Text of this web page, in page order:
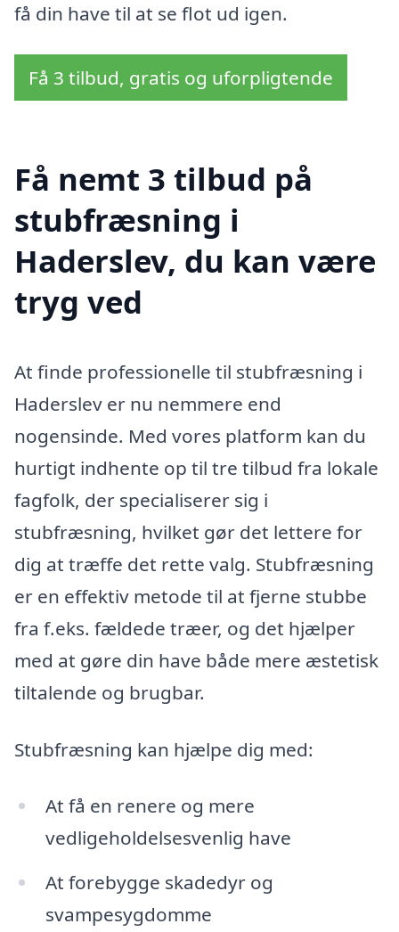
få din have til at se flot ud igen.
Få 3 tilbud, gratis og uforpligtende
Få nemt 3 tilbud på
stubfræsning i
Haderslev, du kan være
tryg ved
At finde professionelle til stubfræsning i
Haderslev er nu nemmere end
nogensinde. Med vores platform kan du
hurtigt indhente op til tre tilbud fra lokale
fagfolk, der specialiserer sig i
stubfræsning, hvilket gør det lettere for
dig at træffe det rette valg. Stubfræsning
er en effektiv metode til at fjerne stubbe
fra f.eks. fældede træer, og det hjælper
med at gøre din have både mere æstetisk
tiltalende og brugbar.
Stubfræsning kan hjælpe dig med:
At få en renere og mere
vedligeholdelsesvenlig have
At forebygge skadedyr og
svampesygdomme